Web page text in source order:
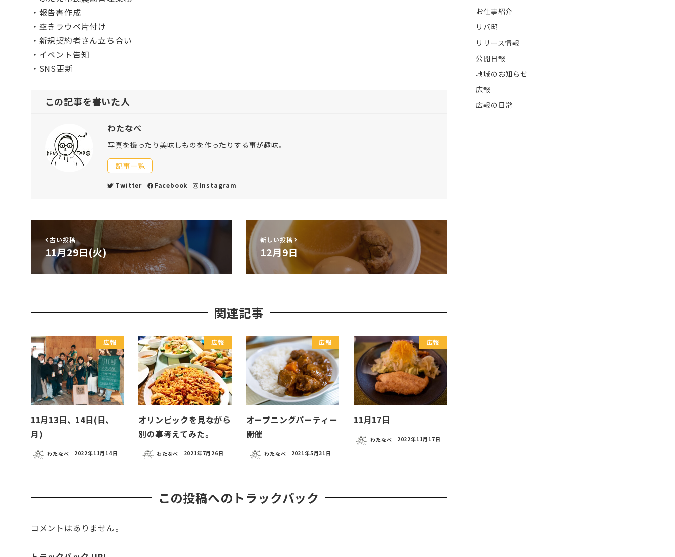
・報告書作成
・空きラウベ片付け
・新規契約者さん立ち合い
・イベント告知
・SNS更新
この記事を書いた人
わたなべ
写真を撮ったり美味しものを作ったりする事が趣味。
記事一覧
Twitter Facebook Instagram
古い投稿
11月29日(火)
新しい投稿
12月9日
関連記事
広報
11月13日、14日(日、
月)
わたなべ 2022年11月14日
広報
オリンピックを見ながら
別の事考えてみた。
わたなべ 2021年7月26日
広報
オープニングパーティー
開催
わたなべ 2021年5月31日
広報
11月17日
わたなべ 2022年11月17日
この投稿へのトラックバック
コメントはありません。
お仕事紹介
リバ邸
リリース情報
公開日報
地域のお知らせ
広報
広報の日常